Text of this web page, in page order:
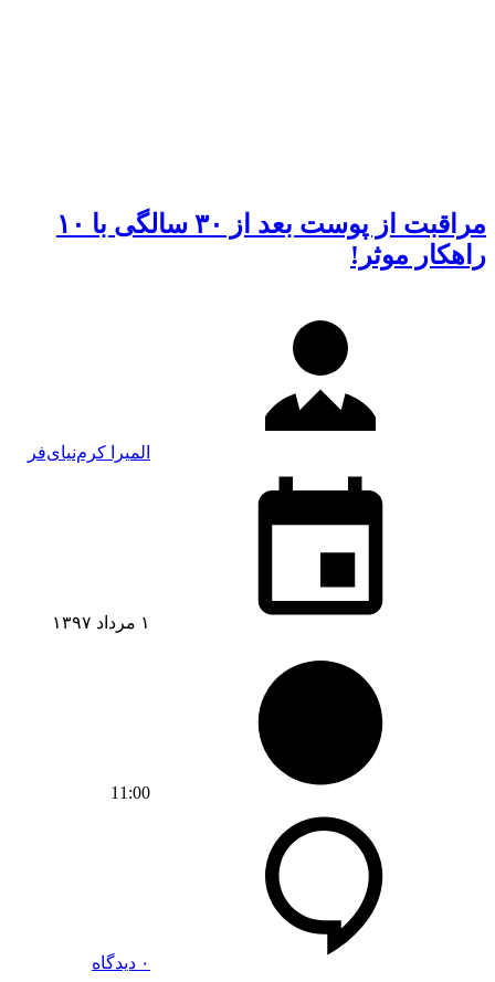
مراقبت از پوست بعد از ۳۰ سالگی با ۱۰
راهکار موثر!
المیرا کرم‌نیای‌فر
۱ مرداد ۱۳۹۷
11:00
۰ دیدگاه